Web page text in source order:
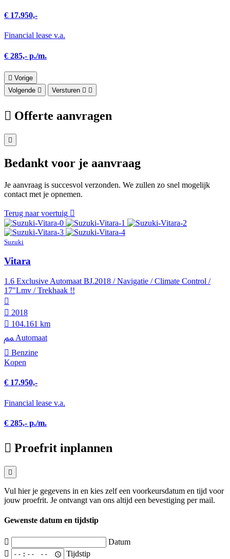
€ 17.950,-
Financial lease v.a.
€ 285,- p./m.
Vorige
Volgende
Versturen
Offerte aanvragen
Bedankt voor je aanvraag
Je aanvraag is succesvol verzonden. We zullen zo snel mogelijk
contact met je opnemen.
Terug naar voertuig
Suzuki
Vitara
1.6 Exclusive Automaat BJ.2018 / Navigatie / Climate Control /
17"Lmv / Trekhaak !!
2018
104.161 km
Automaat
Benzine
Kopen
€ 17.950,-
Financial lease v.a.
€ 285,- p./m.
Proefrit inplannen
Vul hier je gegevens in en kies zelf een voorkeursdatum en tijd voor
jouw proefrit. Je ontvangt van ons altijd een bevestiging per mail.
Gewenste datum en tijdstip
Datum
Tijdstip